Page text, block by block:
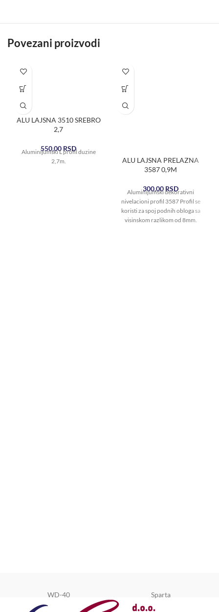
Povezani proizvodi
ALU LAJSNA 3510 SREBRO
2,7
550,00 RSD
Aluminijumski L profil duzine
2,7m.
ALU LAJSNA PRELAZNA
3587 0,9M
300,00 RSD
Aluminijumski dekorativni
nivelacioni profil 3587 Profil se
koristi za spoj podnih obloga sa
visinskom razlikom od 8mm.
WD-40 Sparta